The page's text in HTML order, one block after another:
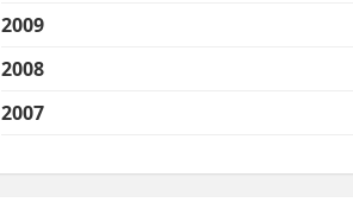
2009
2008
2007